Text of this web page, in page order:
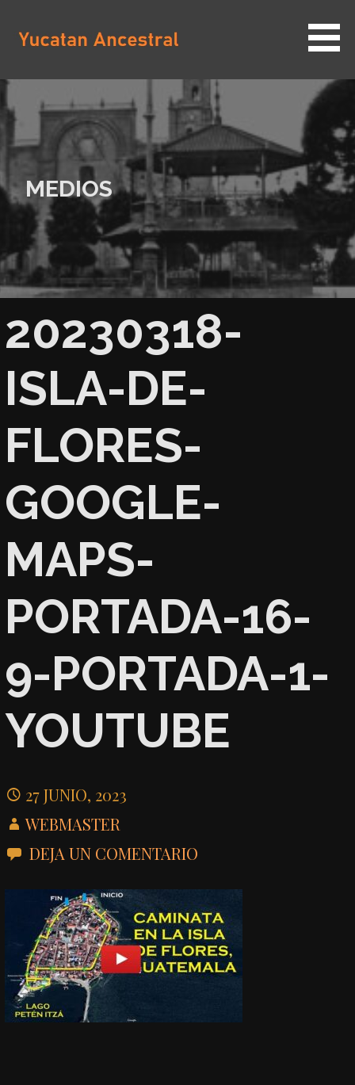
contenido
YUCATAN ANCESTRAL
MEDIOS
20230318-
ISLA-DE-
FLORES-
GOOGLE-
MAPS-
PORTADA-16-
9-PORTADA-1-
YOUTUBE
27 JUNIO, 2023
WEBMASTER
DEJA UN COMENTARIO